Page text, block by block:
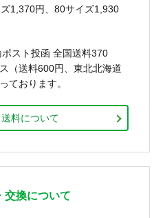
1,370円、80サイズ1,930
スト投函 全国送料370
（送料600円、東北北海道
ております。
料について
交換について